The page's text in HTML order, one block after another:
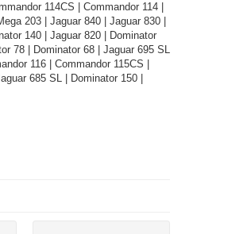
114CS | Commandor 114 |
203 | Jaguar 840 | Jaguar 830 |
140 | Jaguar 820 | Dominator
78 | Dominator 68 | Jaguar 695 SL
116 | Commandor 115CS |
685 SL | Dominator 150 |